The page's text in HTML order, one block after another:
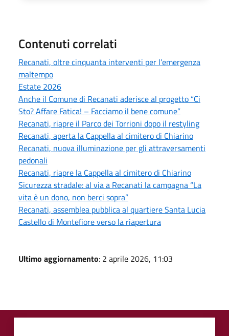
Contenuti correlati
Recanati, oltre cinquanta interventi per l’emergenza
maltempo
Estate 2026
Anche il Comune di Recanati aderisce al progetto “Ci
Sto? Affare Fatica! – Facciamo il bene comune”
Recanati, riapre il Parco dei Torrioni dopo il restyling
Recanati, aperta la Cappella al cimitero di Chiarino
Recanati, nuova illuminazione per gli attraversamenti
pedonali
Recanati, riapre la Cappella al cimitero di Chiarino
Sicurezza stradale: al via a Recanati la campagna “La
vita è un dono, non berci sopra”
Recanati, assemblea pubblica al quartiere Santa Lucia
Castello di Montefiore verso la riapertura
Ultimo aggiornamento: 2 aprile 2026, 11:03